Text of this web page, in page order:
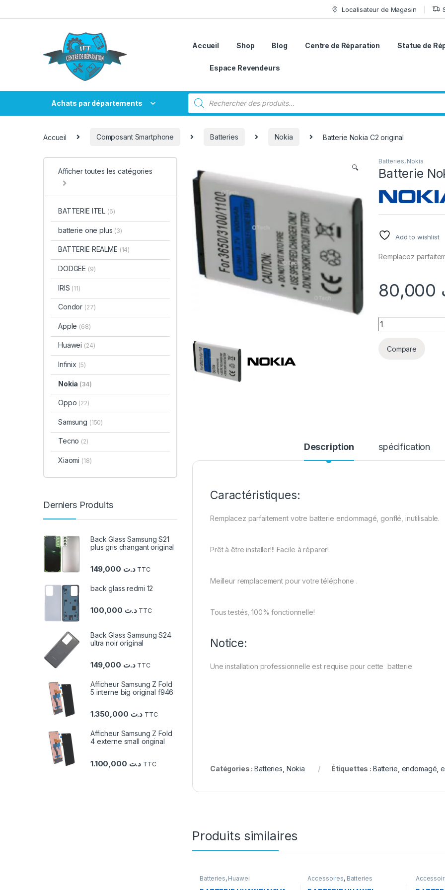
Localisateur de Magasin
Accueil Shop Blog Centre de Réparation Statue de
Espace Revendeurs
Achats par départements
Recherche de produits
Accueil Composant Smartphone Batteries Nokia Batterie Nokia C2 original
🔍
Batteries, Nokia
Batterie
Add to wishlist
Remplacez
quantité Batterie
Compare
Description spécification
Caractéristiques:
Remplacez parfaitement votre batterie endommagé, gonflé, inutilisable.
Prêt à être installer!!! Facile à réparer!
Meilleur remplacement pour votre téléphone .
Tous testés, 100% fonctionnelle!
Notice:
Une installation professionnelle est requise pour cette batterie
Catégories :Batteries Nokia Étiquettes : Batterie endomagé ,
Produits similaires
Batteries, Huawei Accessoires, Batteries
Afficher toutes les catégories
BATTERIE ITEL (6)
batterie one plus (3)
BATTERIE REALME (14)
DODGEE (9)
IRIS (11)
Condor (27)
Apple (68)
Huawei (24)
Infinix (5)
Nokia (34)
Oppo (22)
Samsung (150)
Tecno (2)
Xiaomi (18)
Derniers Produits
Back Glass Samsung S21
plus gris changant original
د.ت TTC
back glass redmi 12
د.ت TTC
Back Glass Samsung S24
ultra noir original
د.ت TTC
Afficheur Samsung Z Fold
5 interne big original f946
د.ت TTC
Afficheur Samsung Z Fold
4 externe small original
د.ت TTC